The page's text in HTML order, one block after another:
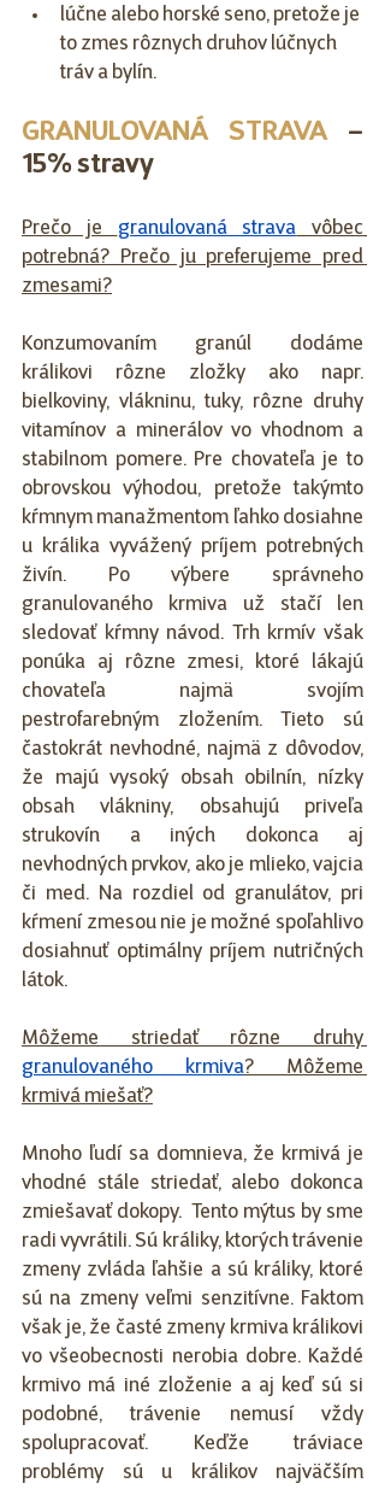
lúčne alebo horské seno, pretože je
to zmes rôznych druhov lúčnych
tráv a bylín.
GRANULOVANÁ STRAVA –
15% stravy
Prečo je granulovaná strava vôbec
potrebná? Prečo ju preferujeme pred
zmesami?
Konzumovaním granúl dodáme
králikovi rôzne zložky ako napr.
bielkoviny, vlákninu, tuky, rôzne druhy
vitamínov a minerálov vo vhodnom a
stabilnom pomere. Pre chovateľa je to
obrovskou výhodou, pretože takýmto
kŕmnym manažmentom ľahko dosiahne
u králika vyvážený príjem potrebných
živín. Po výbere správneho
granulovaného krmiva už stačí len
sledovať kŕmny návod. Trh krmív však
ponúka aj rôzne zmesi, ktoré lákajú
chovateľa najmä svojím
pestrofarebným zložením. Tieto sú
častokrát nevhodné, najmä z dôvodov,
že majú vysoký obsah obilnín, nízky
obsah vlákniny, obsahujú priveľa
strukovín a iných dokonca aj
nevhodných prvkov, ako je mlieko, vajcia
či med. Na rozdiel od granulátov, pri
kŕmení zmesou nie je možné spoľahlivo
dosiahnuť optimálny príjem nutričných
látok.
granulovaného krmiva? Môžeme
krmivá miešať?
Mnoho ľudí sa domnieva, že krmivá je
vhodné stále striedať, alebo dokonca
zmiešavať dokopy.  Tento mýtus by sme
radi vyvrátili. Sú králiky, ktorých trávenie
zmeny zvláda ľahšie a sú králiky, ktoré
sú na zmeny veľmi senzitívne. Faktom
však je, že časté zmeny krmiva králikovi
vo všeobecnosti nerobia dobre. Každé
krmivo má iné zloženie a aj keď sú si
podobné, trávenie nemusí vždy
spolupracovať. Keďže tráviace
problémy sú u králikov najväčším